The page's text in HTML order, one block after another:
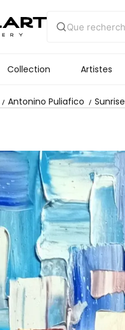
Collection Artistes
Antonino Puliafico Sunrise